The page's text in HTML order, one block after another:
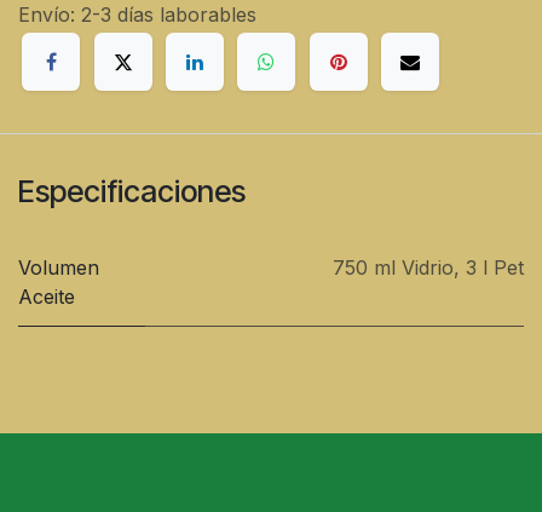
Envío: 2-3 días laborables
Especificaciones
Volumen
Aceite
750 ml Vidrio, 3 l Pet